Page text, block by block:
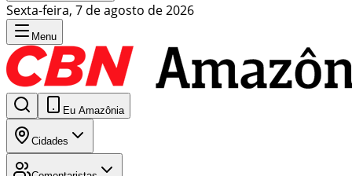
Sexta-feira, 7 de agosto de 2026
Menu
Eu Amazônia
Cidades